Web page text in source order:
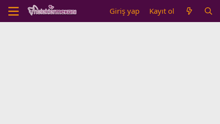
Giriş yap Kayıt ol